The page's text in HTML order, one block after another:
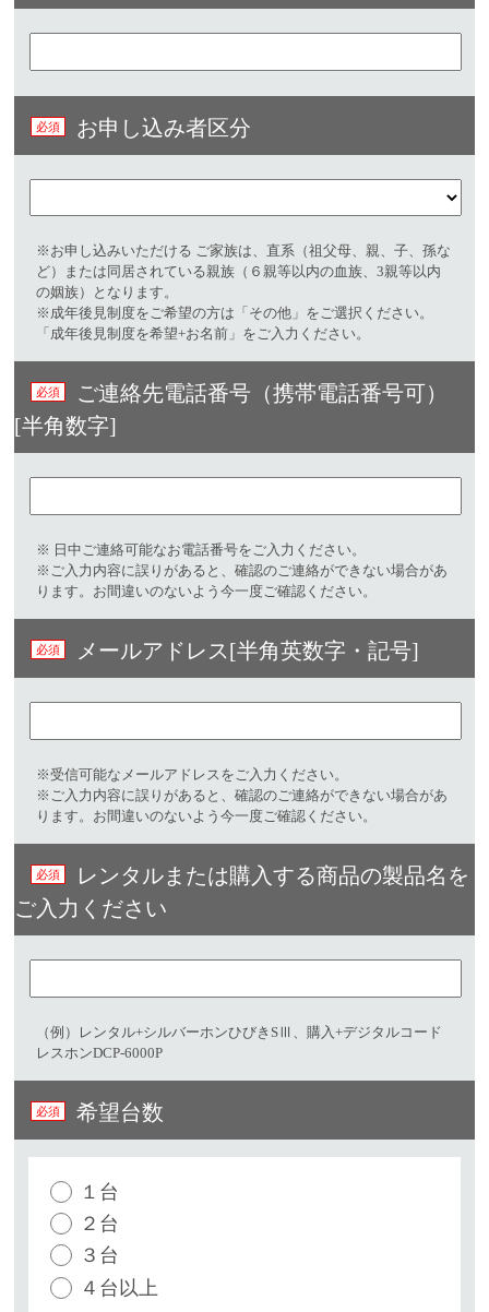
お申し込み者区分
※お申し込みいただける ご家族は、直系（祖父母、親、子、孫な
ど）または同居されている親族（６親等以内の血族、3親等以内
の姻族）となります。
※成年後見制度をご希望の方は「その他」をご選択ください。
「成年後見制度を希望+お名前」をご入力ください。
ご連絡先電話番号（携帯電話番号可）
[半角数字]
※ 日中ご連絡可能なお電話番号をご入力ください。​
※ご入力内容に誤りがあると、確認のご連絡ができない場合があ
ります。お間違いのないよう今一度ご確認ください。
メールアドレス[半角英数字・記号]​
※受信可能なメールアドレスをご入力ください。​
※ご入力内容に誤りがあると、確認のご連絡ができない場合があ
ります。お間違いのないよう今一度ご確認ください。
レンタルまたは購入する商品の製品名を
ご入力ください​
（例）レンタル+シルバーホンひびきSⅢ、購入+デジタルコード
レスホンDCP-6000P
希望台数
１台
２台
３台
４台以上